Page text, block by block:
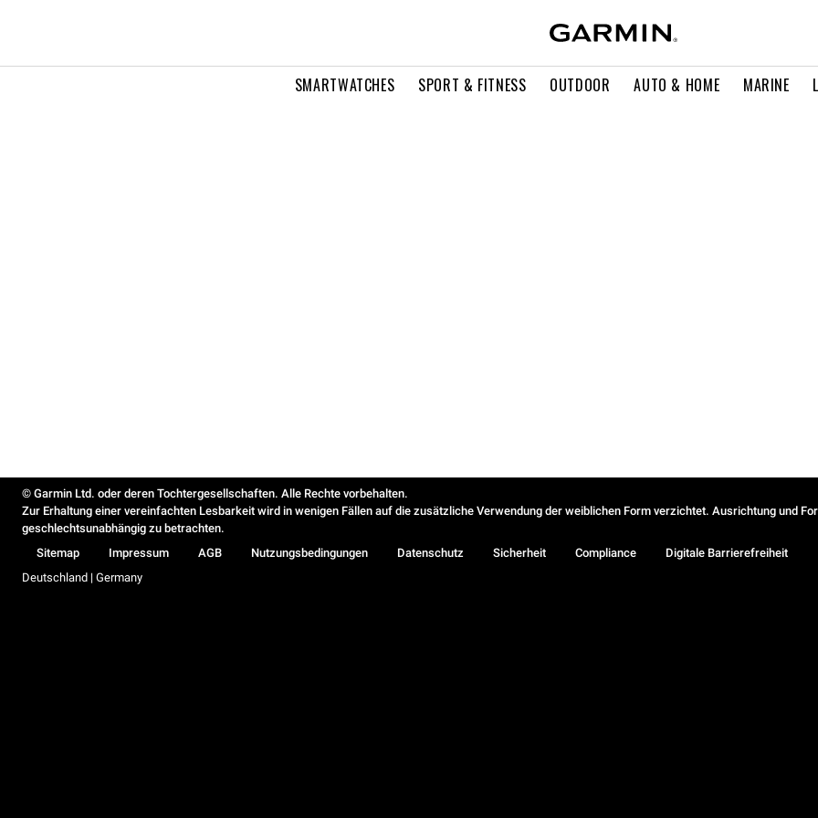
SMARTWATCHES SPORT & FITNESS OUTDOOR AUTO & HOME MARINE
© Garmin Ltd. oder deren Tochtergesellschaften. Alle Rechte vorbehalten.
Zur Erhaltung einer vereinfachten Lesbarkeit wird in wenigen Fällen auf die zusätzliche Verwendung der weiblichen Form verzichtet. Ausrichtung und
geschlechtsunabhängig zu betrachten.
Sitemap
Impressum AGB Nutzungsbedingungen Datenschutz Sicherheit Compliance
Digitale Barrierefreiheit
Deutschland | Germany